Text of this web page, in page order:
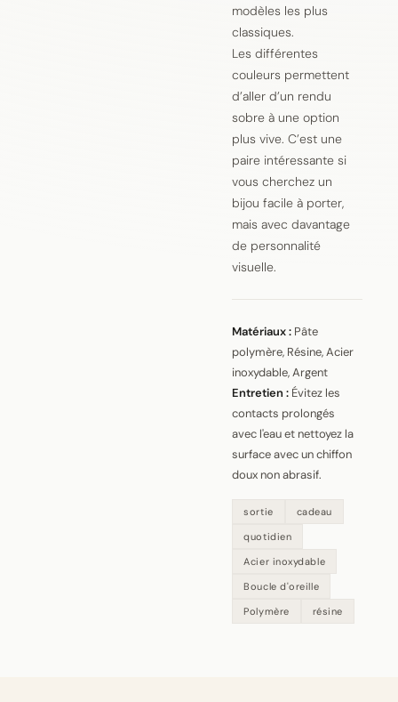
modèles les plus
classiques.
Les différentes
couleurs permettent
d’aller d’un rendu
sobre à une option
plus vive. C’est une
paire intéressante si
vous cherchez un
bijou facile à porter,
mais avec davantage
de personnalité
visuelle.
Matériaux : Pâte
polymère, Résine, Acier
inoxydable, Argent
Entretien : Évitez les
contacts prolongés
avec l'eau et nettoyez la
surface avec un chiffon
doux non abrasif.
sortie
cadeau
quotidien
Acier inoxydable
Boucle d'oreille
Polymère
résine